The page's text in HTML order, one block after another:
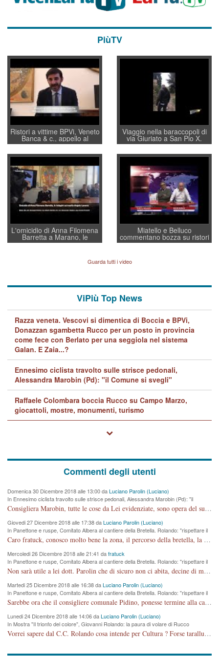
PiùTV
Ristori a vittime BPVi, Veneto
Banca & c., appello al
sottosegretario Alessio
Villarosa: per mettere ordine
convochi con Di Maio CNCU
a supporto della cabina di
regia al Mef
Viaggio nella baraccopoli di
via Giuriato a San Pio X.
Vicenza ai Vicentini: “faremo
un regalo di Natale ai
residenti”
L'omicidio di Anna Filomena
Barretta a Marano, le
indagini dei carabinieri di
quelle di... Barbara D'Urso
Miatello e Belluco
commentano bozza su ristori
BPVi e Veneto Banca
Guarda tutti i video
ViPiù Top News
Razza veneta. Vescovi si dimentica di Boccia e BPVi,
Donazzan sgambetta Rucco per un posto in provincia
come fece con Berlato per una seggiola nel sistema
Galan. E Zaia...?
Ennesimo ciclista travolto sulle strisce pedonali,
Alessandra Marobin (Pd): "il Comune si svegli"
Raffaele Colombara boccia Rucco su Campo Marzo,
giocattoli, mostre, monumenti, turismo
Commenti degli utenti
Domenica 30 Dicembre 2018 alle 13:00 daLuciano Parolin (Luciano)
In Ennesimo ciclista travolto sulle strisce pedonali, Alessandra Marobin (Pd): "il
Comune si svegli"
Consigliera Marobin, tutte le cose da Lei evidenziate, sono opera del suo ex Assessore e compagno di Partito Antonio Marco Dalla Pozza Assessore alla "progettazione" di piste ciclabili e altre porcherie. A lui manderei il conto da saldare per incidenti e danni alle persone. E' ora che "finiamola." Avete perso rassegnatevi. qui IL SINDACO RUCCO NON C'ENTRA PER NIENTE. CAPITO!!!!!!!! Amen.
Giovedi 27 Dicembre 2018 alle 17:38 daLuciano Parolin (Luciano)
In Panettone e ruspe, Comitato Albera al cantiere della Bretella. Rolando: "rispettare il
cronoprogramma"
Caro fratuck, conosco molto bene la zona, il percorso della bretella, la situazione dei cittadini, abito in Viale Trento. A partire dal 2003 ho partecipato al Comitato di Maddalene pro bretella, e a riunioni propositive per apportare modifiche al progetto. Numerose mie foto del territorio sono arrivate a Roma, altri miei interventi (non graditi dalla Sx) sono stati pubblicati dal GdV, assieme ad altri come Ciro Asproso, ora favorevole alla bretella. Ho partecipato alla raccolta firme per la chiusura della strada x 5 giorni eseguita dal Sindaco Hullwech per sforamento 180 Micro/g. Pertanto come impegno per la tematica sono apposto con la coscienza. Ora il Progetto è partito, fine! Voglio dire che la nuova Giunta "comunale" non c'entra più. L'opera sarà "malauguratamente" eseguita, ma non con il mio placet. Il Consigliere Comunale dovrebbe capire che la campagna elettorale è finita, con buona pace di tutti. Quello che invece dovrebbe interessare è la proprietà della strada, dall'uscita autostradale Ovest, sino alla Rotatoria dell'Albara, vi sono tre possessori: Autostrade SpA; La Provincia, il Comune. Come la mettiamo per il futuro ? I costi, da 50 sono saliti a 100 milioni di € come dire 20 milioni a KM (!) da non credere. Comunque si farà. Ma nessuno canti Vittoria, anzi meglio non farne un ulteriore fatto "partitico" per questioni elettorali o di seggio. Se mi manda la sua mail, sono disponibile ad inviare i documenti e le foto sopra descritte. Con ossequi, Luciano Parolin
Mercoledi 26 Dicembre 2018 alle 21:41 dafratuck
In Panettone e ruspe, Comitato Albera al cantiere della Bretella. Rolando: "rispettare il
cronoprogramma"
Non sarà utile a lei dott. Parolin che di sicuro non ci abita, decine di migliaia di TIR, automobili e padroncini che passano quotidianamente per una strada appena rotabile, non è più possibile stendere i panni, attraversare la strada senza rischiare la morte, le case stanno crepando, i tempi sono cambiati e la bretella non passerà assolutamente per maddalene (ma cosa sta a dire?!), dia invece responsabilità a chi ha costruito tagliando la strada che doveva invece terminare a isola vicentina e non al moracchino lasciando Motta di Costabissara ancora in panne di traffico. I tempi sono cambiati dottore e se l'anagrafe della vita stagna nell'essere umano impressioni conservatrici, la società non le considera perchè va avanti, si industrializza e ha bisogno di infrastrutture e di sviluppo. Ultima considerazione, se è geloso di Rolando perchè vede in lui solo campagne politiche mentre si difendono i SOLI diritti dei cittadini, la preghiamo faccia considerazioni più appropriate. Saluti e complimenti per i suoi scritti.
Martedi 25 Dicembre 2018 alle 16:38 daLuciano Parolin (Luciano)
In Panettone e ruspe, Comitato Albera al cantiere della Bretella. Rolando: "rispettare il
cronoprogramma"
Sarebbe ora che il consigliere comunale Pidino, ponesse termine alla campagna elettorale nel territorio del suo seggio Villaggio del Sole. La tiraca è iniziata, distruggerà 6 km di prateria ovest della città, ricca di fonti e sorgenti d'acqua. I cittadini di Maddalene non avranno più Pace la notte. Molta colpa per la costruzione di questa Strada è proprio del signor Rolando,dei suoi gazebo mobili e che vuol far passare questa opera VANDALICA come progetto "utile" a chi ? Non è cosa seria sig. Rolando!
Lunedi 24 Dicembre 2018 alle 14:06 daLuciano Parolin (Luciano)
In Mostra "Il trionfo del colore", Giovanni Rolando: la paura di volare di Rucco
Vorrei sapere dal C.C. Rolando cosa intende per Cultura ? Forse tarallucci, vino e sagre, o spaghetti tricolori del PD ? Il continuo (s)parlare della mostra a Palazzo Chiericati caro consigliere DANNEGGIA FORTEMENTE l'immagine della città TUTTA e fa deviare i consensi che in RUSSIA (badi bene ex U.R.S.S.) sono ECCELLENTI. A livello artistico l'evento è di alta Valenza culturale, COMPITO di Tutta la Cittadinanza fare il possibile per propagandare l'iniziativa senza farne UN CASO PARTITICO come fa Lei da sempre. Meno Gazebo + Partecipazione! E così sia. Amen.